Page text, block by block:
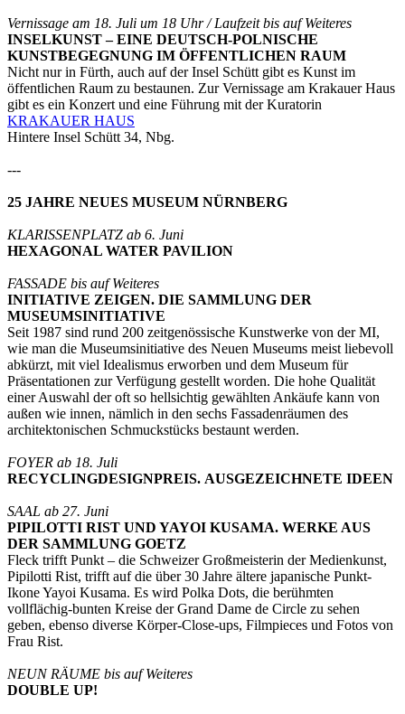
Vernissage am 18. Juli um 18 Uhr / Laufzeit bis auf Weiteres
INSELKUNST – EINE DEUTSCH-POLNISCHE
KUNSTBEGEGNUNG IM ÖFFENTLICHEN RAUM
Nicht nur in Fürth, auch auf der Insel Schütt gibt es Kunst im
öffentlichen Raum zu bestaunen. Zur Vernissage am Krakauer Haus
gibt es ein Konzert und eine Führung mit der Kuratorin
KRAKAUER HAUS
Hintere Insel Schütt 34, Nbg.
---
25 JAHRE NEUES MUSEUM NÜRNBERG
KLARISSENPLATZ ab 6. Juni
HEXAGONAL WATER PAVILION
FASSADE bis auf Weiteres
INITIATIVE ZEIGEN. DIE SAMMLUNG DER
MUSEUMSINITIATIVE
Seit 1987 sind rund 200 zeitgenössische Kunstwerke von der MI,
wie man die Museumsinitiative des Neuen Museums meist liebevoll
abkürzt, mit viel Idealismus erworben und dem Museum für
Präsentationen zur Verfügung gestellt worden. Die hohe Qualität
einer Auswahl der oft so hellsichtig gewählten Ankäufe kann von
außen wie innen, nämlich in den sechs Fassadenräumen des
architektonischen Schmuckstücks bestaunt werden.
FOYER ab 18. Juli
RECYCLINGDESIGNPREIS. AUSGEZEICHNETE IDEEN
SAAL ab 27. Juni
PIPILOTTI RIST UND YAYOI KUSAMA. WERKE AUS
DER SAMMLUNG GOETZ
Fleck trifft Punkt – die Schweizer Großmeisterin der Medienkunst,
Pipilotti Rist, trifft auf die über 30 Jahre ältere japanische Punkt-
Ikone Yayoi Kusama. Es wird Polka Dots, die berühmten
vollflächig-bunten Kreise der Grand Dame de Circle zu sehen
geben, ebenso diverse Körper-Close-ups, Filmpieces und Fotos von
Frau Rist.
NEUN RÄUME bis auf Weiteres
DOUBLE UP!